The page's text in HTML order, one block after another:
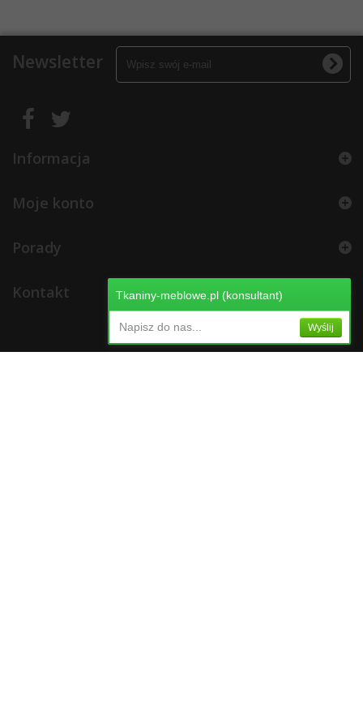
Newsletter
Informacja
Moje konto
Porady
Kontakt Tkaniny-meblowe.pl (konsultant)
Napisz do nas... Wyślij